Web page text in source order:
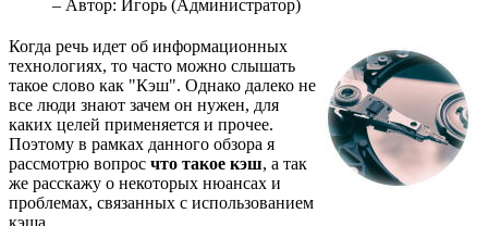
– Автор: Игорь (Администратор)
Когда речь идет об информационных
технологиях, то часто можно слышать
такое слово как "Кэш". Однако далеко не
все люди знают зачем он нужен, для
каких целей применяется и прочее.
Поэтому в рамках данного обзора я
рассмотрю вопрос что такое кэш, а так
же расскажу о некоторых нюансах и
проблемах, связанных с использованием
кэша.